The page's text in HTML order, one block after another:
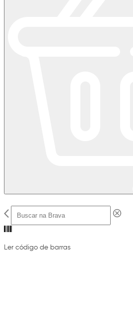
Ler código de barras